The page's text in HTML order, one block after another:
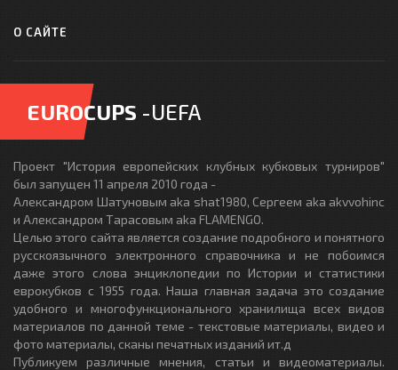
О САЙТЕ
EUROCUPS -UEFA
Проект "История европейских клубных кубковых турниров"
был запущен 11 апреля 2010 года -
Александром Шатуновым aka shat1980, Сергеем aka akvvohinc
и Александром Тарасовым aka FLAMENGO.
Целью этого сайта является создание подробного и понятного
русскоязычного электронного справочника и не побоимся
даже этого слова энциклопедии по Истории и статистики
еврокубков с 1955 года. Наша главная задача это создание
удобного и многофункционального хранилища всех видов
материалов по данной теме - текстовые материалы, видео и
фото материалы, сканы печатных изданий ит.д
Публикуем различные мнения, статьи и видеоматериалы.